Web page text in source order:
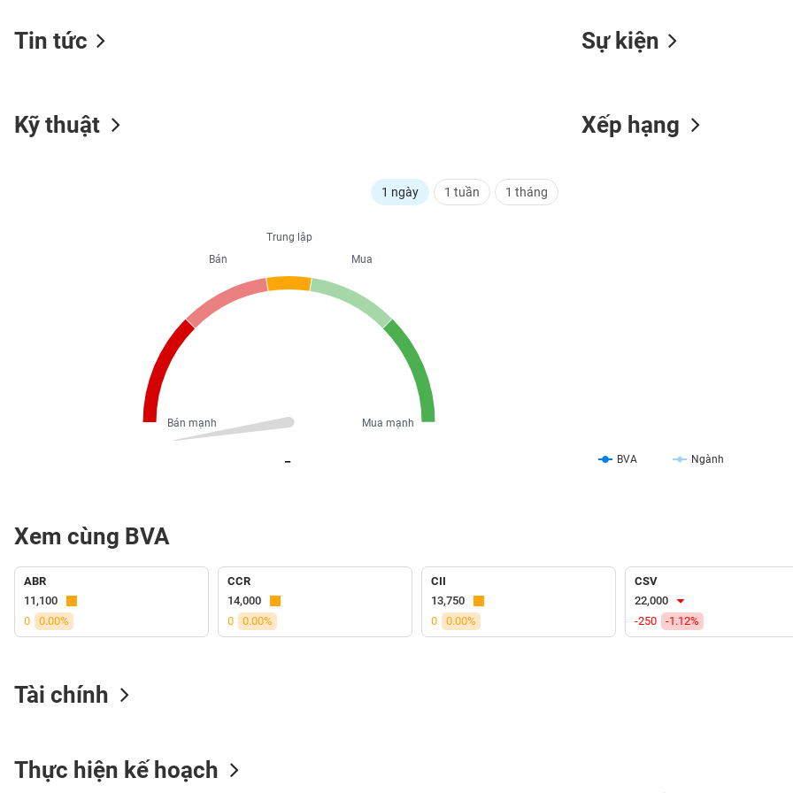
Tin tức Sự kiện
Kỹ thuật
1 ngày 1 tuần 1 tháng
Trung lập
Mua
Mua mạnh
Bán
Bán mạnh
Xếp hạng
BVA Ngành
Xem cùng BVA
ABR
11,100
0
0.00%
CCR
14,000
0
0.00%
CII
13,750
0
0.00%
CSV
22,000
-250
-1.12%
Tài chính
Thực hiện kế hoạch
TƯ
XUẤT
DỮ
LIỆU
TIN
Ngành
(-)